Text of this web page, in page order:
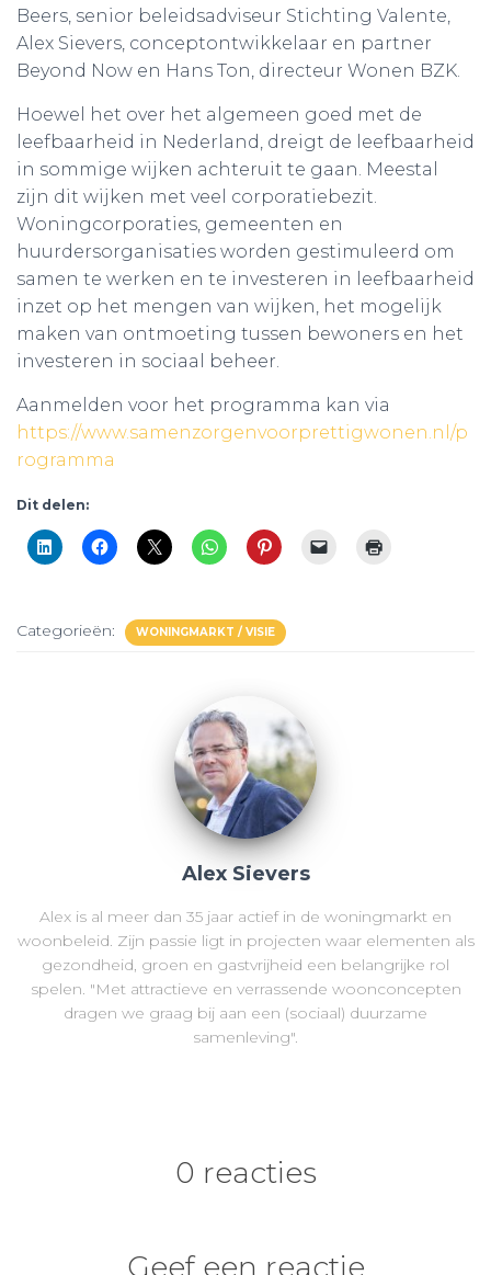
Beers, senior beleidsadviseur Stichting Valente,
Alex Sievers, conceptontwikkelaar en partner
Beyond Now en Hans Ton, directeur Wonen BZK.
Hoewel het over het algemeen goed met de
leefbaarheid in Nederland, dreigt de leefbaarheid
in sommige wijken achteruit te gaan. Meestal
zijn dit wijken met veel corporatiebezit.
Woningcorporaties, gemeenten en
huurdersorganisaties worden gestimuleerd om
samen te werken en te investeren in leefbaarheid
inzet op het mengen van wijken, het mogelijk
maken van ontmoeting tussen bewoners en het
investeren in sociaal beheer.
Aanmelden voor het programma kan via
https://www.samenzorgenvoorprettigwonen.nl/p
rogramma
Dit delen:
Categorieën: WONINGMARKT / VISIE
Alex Sievers
Alex is al meer dan 35 jaar actief in de woningmarkt en
woonbeleid. Zijn passie ligt in projecten waar elementen als
gezondheid, groen en gastvrijheid een belangrijke rol
spelen. "Met attractieve en verrassende woonconcepten
dragen we graag bij aan een (sociaal) duurzame
samenleving".
0 reacties
Geef een reactie